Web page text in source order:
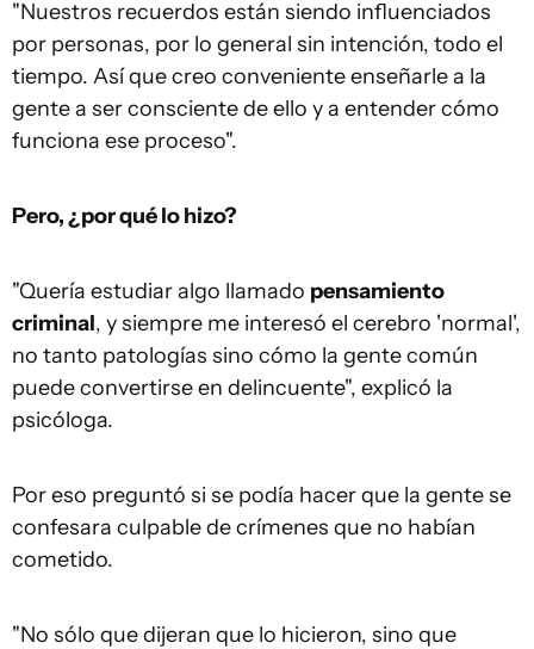
"Nuestros recuerdos están siendo influenciados
por personas, por lo general sin intención, todo el
tiempo. Así que creo conveniente enseñarle a la
gente a ser consciente de ello y a entender cómo
funciona ese proceso".
Pero, ¿por qué lo hizo?
"Quería estudiar algo llamado pensamiento
criminal, y siempre me interesó el cerebro 'normal',
no tanto patologías sino cómo la gente común
puede convertirse en delincuente", explicó la
psicóloga.
Por eso preguntó si se podía hacer que la gente se
confesara culpable de crímenes que no habían
cometido.
"No sólo que dijeran que lo hicieron, sino que